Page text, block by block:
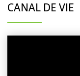
CANAL DE VIE